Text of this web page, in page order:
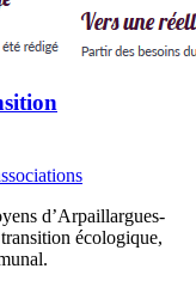
d’Arpaillargues-
écologique,